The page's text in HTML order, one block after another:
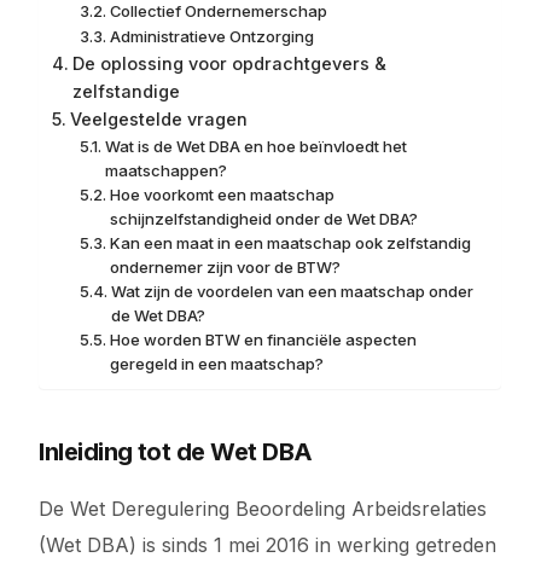
Collectief Ondernemerschap
Administratieve Ontzorging
De oplossing voor opdrachtgevers &
zelfstandige
Veelgestelde vragen
Wat is de Wet DBA en hoe beïnvloedt het
maatschappen?
Hoe voorkomt een maatschap
schijnzelfstandigheid onder de Wet DBA?
Kan een maat in een maatschap ook zelfstandig
ondernemer zijn voor de BTW?
Wat zijn de voordelen van een maatschap onder
de Wet DBA?
Hoe worden BTW en financiële aspecten
geregeld in een maatschap?
Inleiding tot de Wet DBA
De Wet Deregulering Beoordeling Arbeidsrelaties
(Wet DBA) is sinds 1 mei 2016 in werking getreden